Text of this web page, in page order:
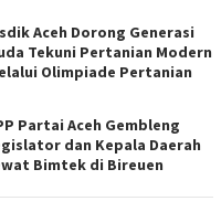
Aceh Dorong Generasi
Tekuni Pertanian Modern
Olimpiade Pertanian
Partai Aceh Gembleng
dan Kepala Daerah
Bimtek di Bireuen